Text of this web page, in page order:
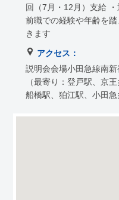
回（7月・12月）支給
前職での経験や年齢を
きます
アクセス：
説明会会場小田急線南
（最寄り：登戸駅、京
船橋駅、狛江駅、小田急